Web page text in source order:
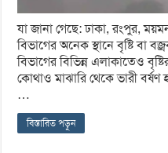
যা জানা গেছে: ঢাকা, রংপুর,
বিভাগের অনেক স্থানে বৃষ্টি বা
বিভাগের বিভিন্ন এলাকাতেও
কোথাও মাঝারি থেকে ভারী
…
বিস্তারিত পড়ুন